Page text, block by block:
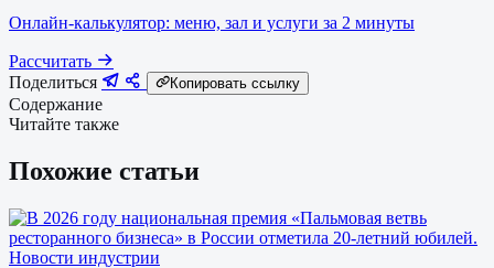
Онлайн-калькулятор: меню, зал и услуги за 2 минуты
Рассчитать
Поделиться
Копировать ссылку
Содержание
Читайте также
Похожие статьи
Новости индустрии